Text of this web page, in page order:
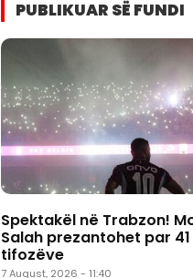
PUBLIKUAR SË FUNDI
Spektakël në Trabzon!
Salah prezantohet par
tifozëve
7 August, 2026 - 11:40